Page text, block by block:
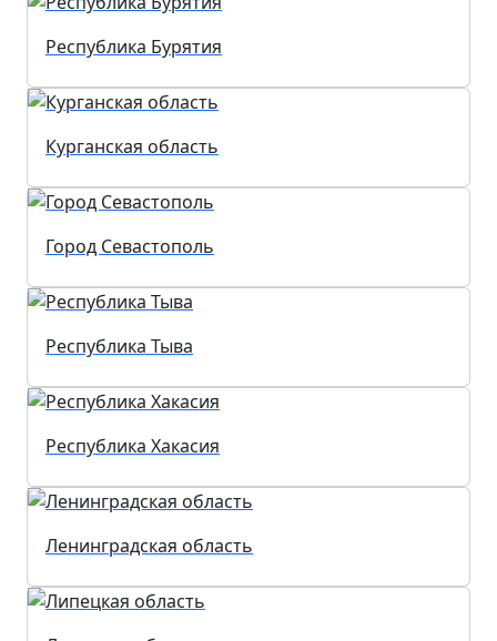
Республика Бурятия
Курганская область
Город Севастополь
Республика Тыва
Республика Хакасия
Ленинградская область